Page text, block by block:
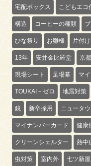
宅配ボックス こどもエコ
構造 コーヒーの種類
ひな祭り お雛様 片付け
13年 安井金比羅堂 京都
現場シート 足場幕 マ
TOUKAI－ゼロ 地震対策
鏡 新卒採用 ニュータ
マイナンバーカード 健康
クリーンシェルター 熱中
虫対策 室内外 七ツ新屋